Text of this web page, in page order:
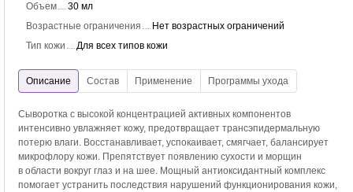
Объем
30 мл
Возрастные ограничения
Нет возрастных ограничений
Тип кожи
Для всех типов кожи
Сыворотка с высокой концентрацией активных компонентов
интенсивно увлажняет кожу, предотвращает трансэпидермальную
потерю влаги. Восстанавливает, успокаивает, смягчает, балансирует
микрофлору кожи. Препятствует появлению сухости и морщин
в области вокруг глаз и на шее. Мощный антиоксидантный комплекс
помогает устранить последствия нарушений функционирования кожи,